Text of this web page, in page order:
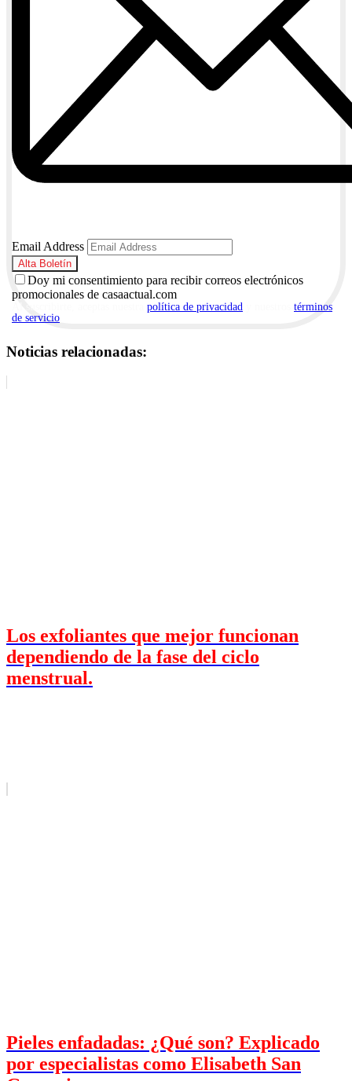
Email Address
Doy mi consentimiento para recibir correos electrónicos
promocionales de casaactual.com
política de privacidad
términos
de servicio
Noticias relacionadas:
Los exfoliantes que mejor funcionan
dependiendo de la fase del ciclo
menstrual.
Pieles enfadadas: ¿Qué son? Explicado
por especialistas como Elisabeth San